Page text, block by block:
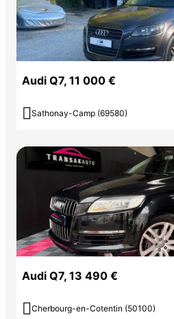
Audi Q7, 11 000 €
 Sathonay-Camp (69580)
Audi Q7, 13 490 €
 Cherbourg-en-Cotentin (50100)